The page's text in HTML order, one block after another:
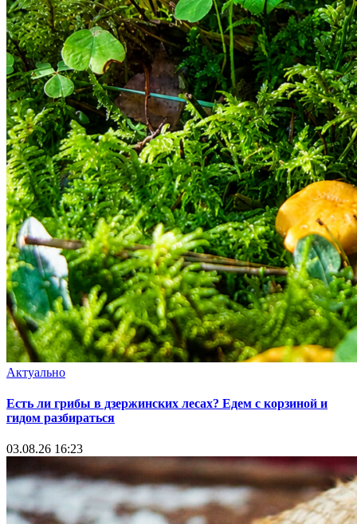
Актуально
Есть ли грибы в дзержинских лесах? Едем с корзиной и
гидом разбираться
03.08.26 16:23